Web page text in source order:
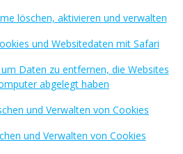
löschen, aktivieren und verwalten
und Websitedaten mit Safari
Daten zu entfernen, die Websites
abgelegt haben
und Verwalten von Cookies
und Verwalten von Cookies